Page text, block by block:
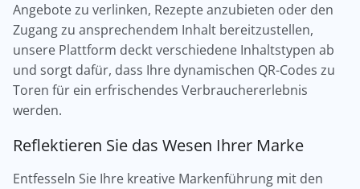
Angebote zu verlinken, Rezepte anzubieten oder den
Zugang zu ansprechendem Inhalt bereitzustellen,
unsere Plattform deckt verschiedene Inhaltstypen ab
und sorgt dafür, dass Ihre dynamischen QR-Codes zu
Toren für ein erfrischendes Verbrauchererlebnis
werden.
Reflektieren Sie das Wesen Ihrer Marke
Entfesseln Sie Ihre kreative Markenführung mit den